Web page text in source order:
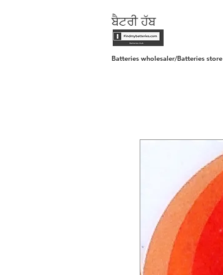
ਬੈਟਰੀ ਹੱਬ
Batteries wholesaler/Batteries store